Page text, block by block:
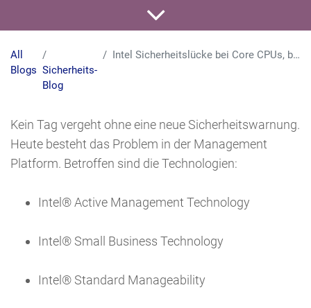
All
Blogs Sicherheits-
Blog
Intel Sicherheitslücke bei Core CPUs, betroffen sind Modelle von heute bis 10 Jahre in die Vergangenheit.
Kein Tag vergeht ohne eine neue Sicherheitswarnung.
Heute besteht das Problem in der Management
Platform. Betroffen sind die Technologien:
Intel® Active Management Technology
Intel® Small Business Technology
Intel® Standard Manageability